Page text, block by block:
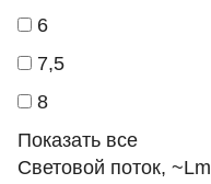
6
7,5
8
Показать все
Световой поток, ~Lm